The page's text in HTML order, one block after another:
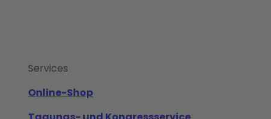
Services
Online-Shop